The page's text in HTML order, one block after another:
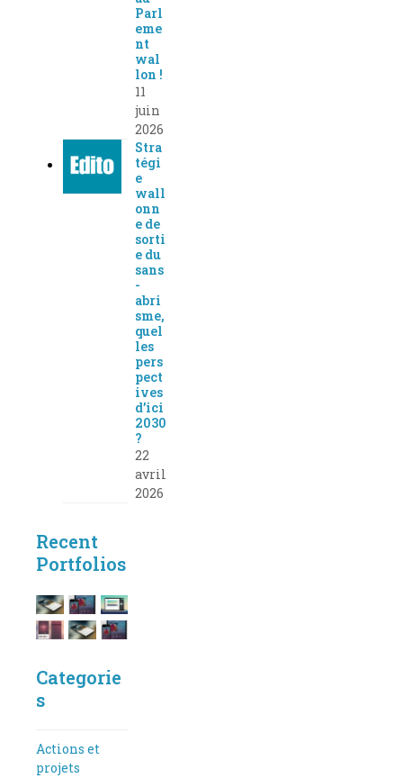
Parl
eme
nt
wal
lon !
11
juin
2026
Stra
tégi
e
wall
onn
e de
sorti
e du
sans
-
abri
sme,
quel
les
pers
pect
ives
d’ici
2030
?
22
avril
2026
Recent
Portfolios
Categorie
s
Actions et
projets